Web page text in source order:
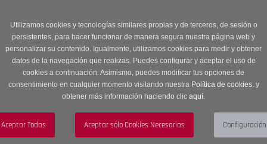
Utilizamos cookies y tecnologías similares propias y de terceros, de sesión o
persistentes, para hacer funcionar de manera segura nuestra página web y
personalizar su contenido. Igualmente, utilizamos cookies para medir y obtener
datos de la navegación que realizas. Puedes configurar y aceptar el uso de
cookies a continuación. Asimismo, puedes modificar tus opciones de
consentimiento en cualquier momento visitando nuestra Política de cookies.y
obtener más información haciendo clic aquí.
descuento en Sección OUTLET con código OUTLET20
navigation
Menú